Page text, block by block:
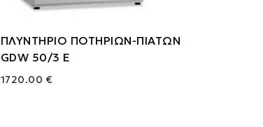
ΠΛΥΝΤΗΡΙΟ ΠΟΤΗΡΙΩΝ-ΠΙΑΤΩΝ
GDW 50/3 E
1720.00 €